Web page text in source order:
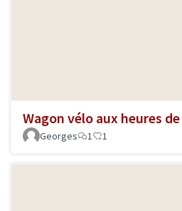
Wagon vélo aux heures
Georges
1 1